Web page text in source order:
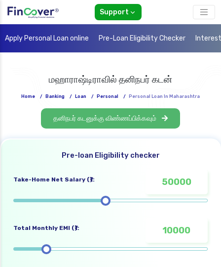
Support
Apply Personal Loan online Pre-Loan Eligibility Checker
மஹாராஷ்டிராவில் தனிநபர் கடன்
Home / Banking / Loan / Personal / Personal Loan In Maharashtra
தனிநபர் கடனுக்கு விண்ணப்பிக்கவும்
Pre-loan Eligibility checker
Take-Home Net Salary (₹):
Total Monthly EMI (₹):